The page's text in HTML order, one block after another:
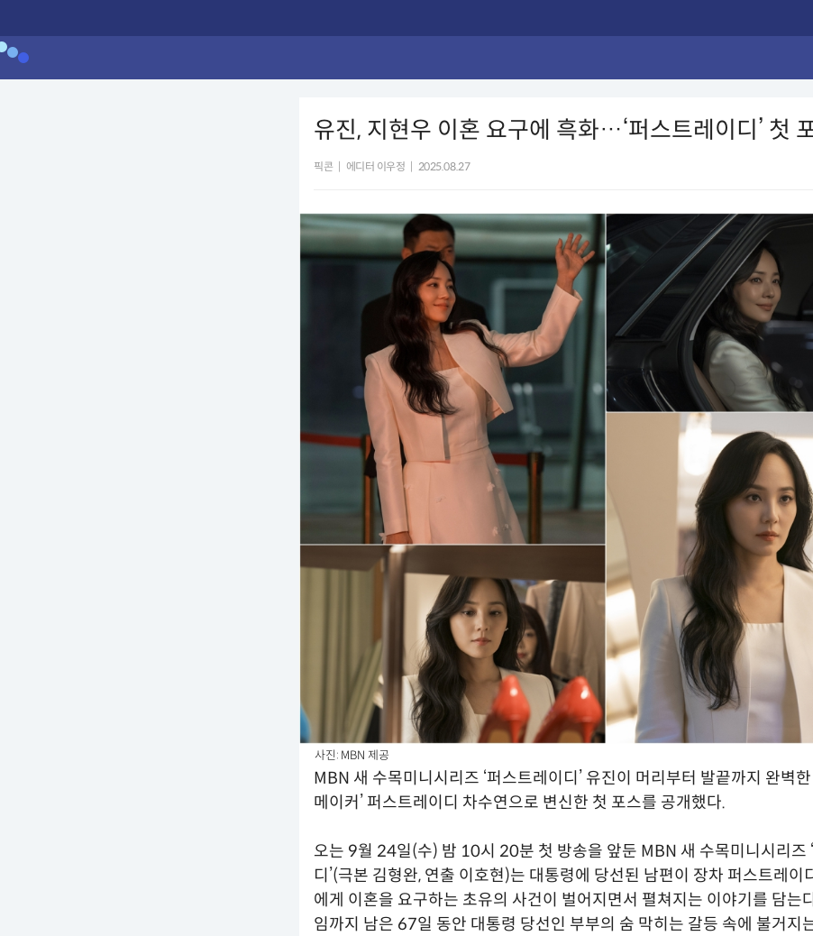
유진, 지현우 이혼 요구에 흑화…‘퍼스트레이디’ 첫
픽콘 에디터 이우정 2025.08.27
사진: MBN 제공
MBN 새 수목미니시리즈 ‘퍼스트레이디’ 유진이 머리부터 발끝까지 완벽한
메이커’ 퍼스트레이디 차수연으로 변신한 첫 포스를 공개했다.
오는 9월 24일(수) 밤 10시 20분 첫 방송을 앞둔 MBN 새 수목미니시리즈
디’(극본 김형완, 연출 이호현)는 대통령에 당선된 남편이 장차 퍼스트레이
에게 이혼을 요구하는 초유의 사건이 벌어지면서 펼쳐지는 이야기를 담는
임까지 남은 67일 동안 대통령 당선인 부부의 숨 막히는 갈등 속에 불거지